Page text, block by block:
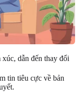
dẫn đến thay đổi
tin tiêu cực về bản